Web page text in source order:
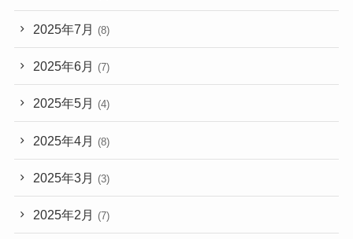
2025年7月 (8)
2025年6月 (7)
2025年5月 (4)
2025年4月 (8)
2025年3月 (3)
2025年2月 (7)